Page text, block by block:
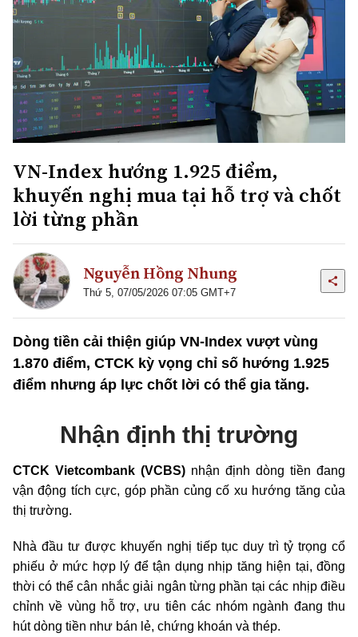
VN-Index hướng 1.925 điểm,
khuyến nghị mua tại hỗ trợ và chốt
lời từng phần
Nguyễn Hồng Nhung
Thứ 5, 07/05/2026 07:05 GMT+7
Dòng tiền cải thiện giúp VN-Index vượt vùng
1.870 điểm, CTCK kỳ vọng chỉ số hướng 1.925
điểm nhưng áp lực chốt lời có thể gia tăng.
Nhận định thị trường
CTCK Vietcombank (VCBS) nhận định dòng tiền đang
vận động tích cực, góp phần củng cố xu hướng tăng của
thị trường.
Nhà đầu tư được khuyến nghị tiếp tục duy trì tỷ trọng cổ
phiếu ở mức hợp lý để tận dụng nhịp tăng hiện tại, đồng
thời có thể cân nhắc giải ngân từng phần tại các nhịp điều
chỉnh về vùng hỗ trợ, ưu tiên các nhóm ngành đang thu
hút dòng tiền như bán lẻ, chứng khoán và thép.